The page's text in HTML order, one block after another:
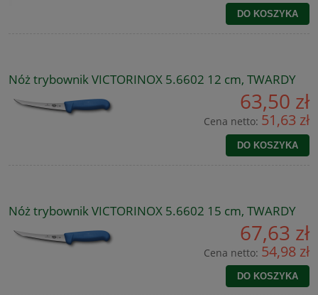
DO KOSZYKA
Nóż trybownik VICTORINOX 5.6602 12 cm, TWARDY
63,50 zł
Cena netto: 51,63 zł
DO KOSZYKA
Nóż trybownik VICTORINOX 5.6602 15 cm, TWARDY
67,63 zł
Cena netto: 54,98 zł
DO KOSZYKA